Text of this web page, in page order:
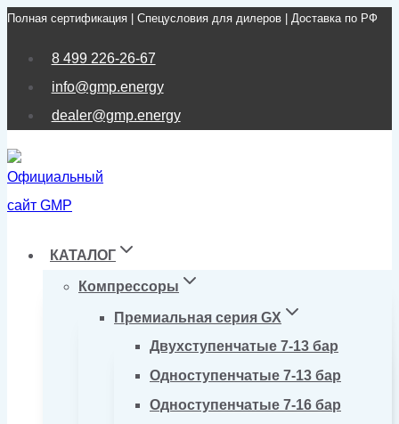
Перейти
Полная сертификация | Спецусловия для дилеров | Доставка по РФ
8 499 226-26-67
info@gmp.energy
dealer@gmp.energy
КАТАЛОГ
Компрессоры
Премиальная серия GX
Двухступенчатые 7-13 бар
Одноступенчатые 7-13 бар
Одноступенчатые 7-16 бар